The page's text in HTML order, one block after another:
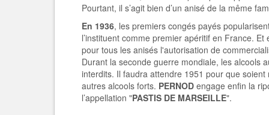
Pourtant, il s’agit bien d’un anisé de la même
En 1936, les premiers congés payés
l’instituent comme premier apéritif en France.
pour tous les anisés l'autorisation de
Durant la seconde guerre mondiale, les alcools
interdits. Il faudra attendre 1951 pour que soient
autres alcools forts. PERNOD engage enfin la
l’appellation "PASTIS DE MARSEILLE".